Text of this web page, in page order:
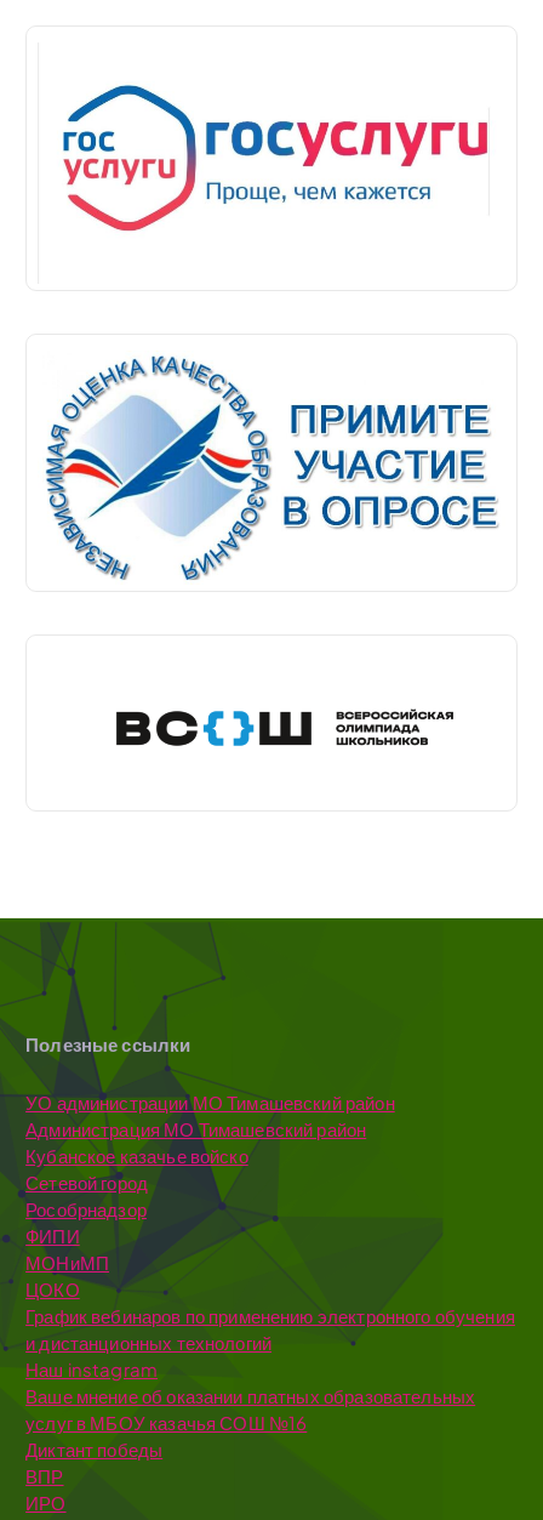
Полезные ссылки
УО администрации МО Тимашевский район
Администрация МО Тимашевский район
Кубанское казачье войско
Сетевой город
Рособрнадзор
ФИПИ
МОНиМП
ЦОКО
График вебинаров по применению электронного обучения
и дистанционных технологий
Наш instagram
Ваше мнение об оказании платных образовательных
услуг в МБОУ казачья СОШ №16
Диктант победы
ВПР
ИРО